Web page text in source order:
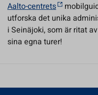
Aalto-centrets
utforska det unika
i Seinäjoki, som är ritat
sina egna turer!